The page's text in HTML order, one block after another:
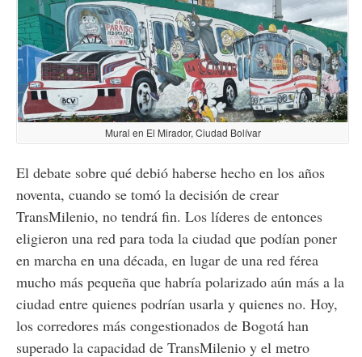
Mural en El Mirador, Ciudad Bolívar
El debate sobre qué debió haberse hecho en los años
noventa, cuando se tomó la decisión de crear
TransMilenio, no tendrá fin. Los líderes de entonces
eligieron una red para toda la ciudad que podían poner
en marcha en una década, en lugar de una red férea
mucho más pequeña que habría polarizado aún más a la
ciudad entre quienes podrían usarla y quienes no. Hoy,
los corredores más congestionados de Bogotá han
superado la capacidad de TransMilenio y el metro